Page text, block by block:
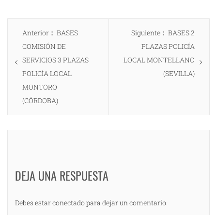
Navegación
entradas
Anterior
Entrada
anterior:
BASES
COMISIÓN DE
SERVICIOS 3 PLAZAS
POLICÍA LOCAL
MONTORO
(CÓRDOBA)
Siguiente
Entrada
siguiente:
BASES 2
PLAZAS POLICÍA
LOCAL MONTELLANO
(SEVILLA)
DEJA UNA RESPUESTA
Debes estar conectado para dejar un comentario.